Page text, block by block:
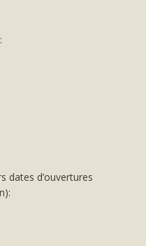
dates d’ouvertures